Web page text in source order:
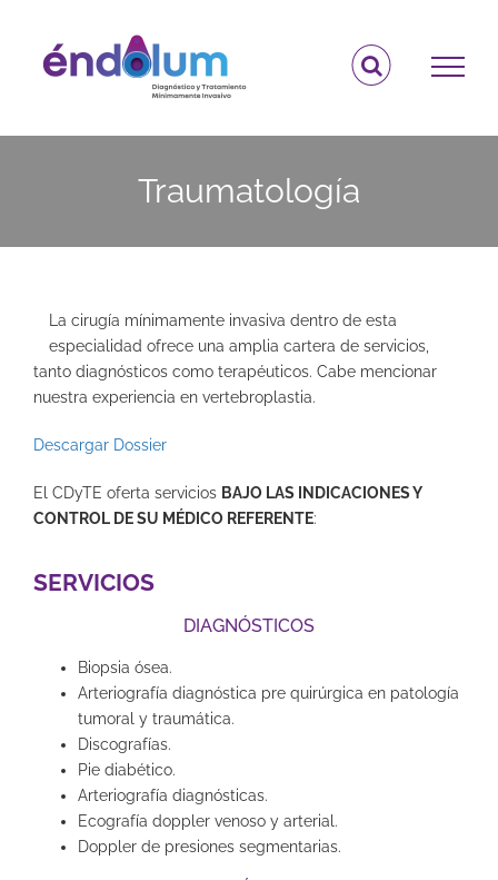
contenido
Traumatología
La cirugía mínimamente invasiva dentro de esta
especialidad ofrece una amplia cartera de servicios,
tanto diagnósticos como terapéuticos. Cabe mencionar
nuestra experiencia en vertebroplastia.
Descargar Dossier
El CDyTE oferta servicios BAJO LAS INDICACIONES Y
CONTROL DE SU MÉDICO REFERENTE:
SERVICIOS
DIAGNÓSTICOS
Biopsia ósea.
Arteriografía diagnóstica pre quirúrgica en patología
tumoral y traumática.
Discografías.
Pie diabético.
Arteriografía diagnósticas.
Ecografía doppler venoso y arterial.
Doppler de presiones segmentarias.